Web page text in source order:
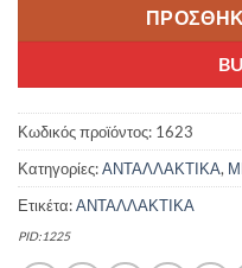
Κωδικός προϊόντος: 1623
Κατηγορίες:ΑΝΤΑΛΛΑΚΤΙΚΑ,
Ετικέτα:ΑΝΤΑΛΛΑΚΤΙΚΑ
PID:1225